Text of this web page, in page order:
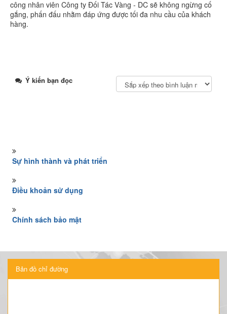
công nhân viên Công ty Đối Tác Vàng - DC sẽ không ngừng cố
gắng, phấn đấu nhằm đáp ứng được tối đa nhu cầu của khách
hàng.
Ý kiến bạn đọc
Sự hình thành và phát triển
Điều khoản sử dụng
Chính sách bảo mật
Bản đồ chỉ đường